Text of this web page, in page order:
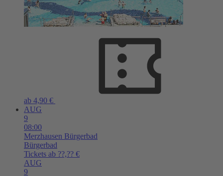
ab 4,90 €
AUG
9
08:00
Merzhausen Bürgerbad
Bürgerbad
Tickets ab ??,?? €
AUG
9